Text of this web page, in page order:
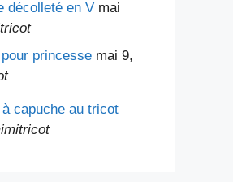
décolleté en V mai
princesse mai 9,
capuche au tricot